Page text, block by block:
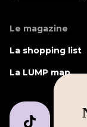
Le magazine
La shopping list
La LUMP map